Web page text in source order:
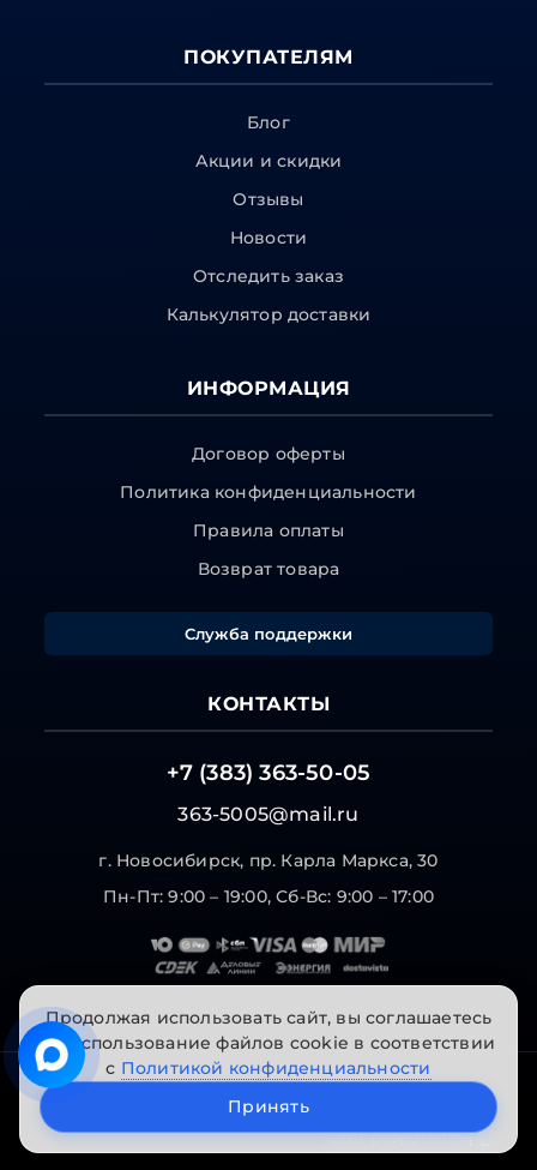
ПОКУПАТЕЛЯМ
Блог
Акции и скидки
Отзывы
Новости
Отследить заказ
Калькулятор доставки
ИНФОРМАЦИЯ
Договор оферты
Политика конфиденциальности
Правила оплаты
Возврат товара
Служба поддержки
КОНТАКТЫ
+7 (383) 363-50-05
363-5005@mail.ru
г. Новосибирск, пр. Карла Маркса, 30
Пн-Пт: 9:00 – 19:00, Сб-Вс: 9:00 – 17:00
© 2026 "Инструменты на Горской". Все права
Сайт разработан
Продолжая использовать сайт, вы соглашаетесь
на использование файлов cookie в соответствии
с Политикой конфиденциальности
Принять